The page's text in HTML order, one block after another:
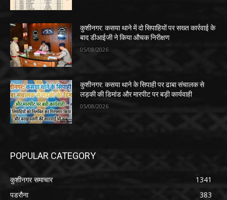
कुशीनगर: कसया थाने में दो सिपाहियों पर सख्त कार्रवाई के
बाद डीआईजी ने किया औचक निरीक्षण
05/08/2026
कुशीनगर: कसया थाने के सिपाही पर ढाबा संचालक से
लड़की की डिमांड और मारपीट पर बड़ी कार्यवाही
05/08/2026
POPULAR CATEGORY
कुशीनगर समाचार
1341
पडरौना
383